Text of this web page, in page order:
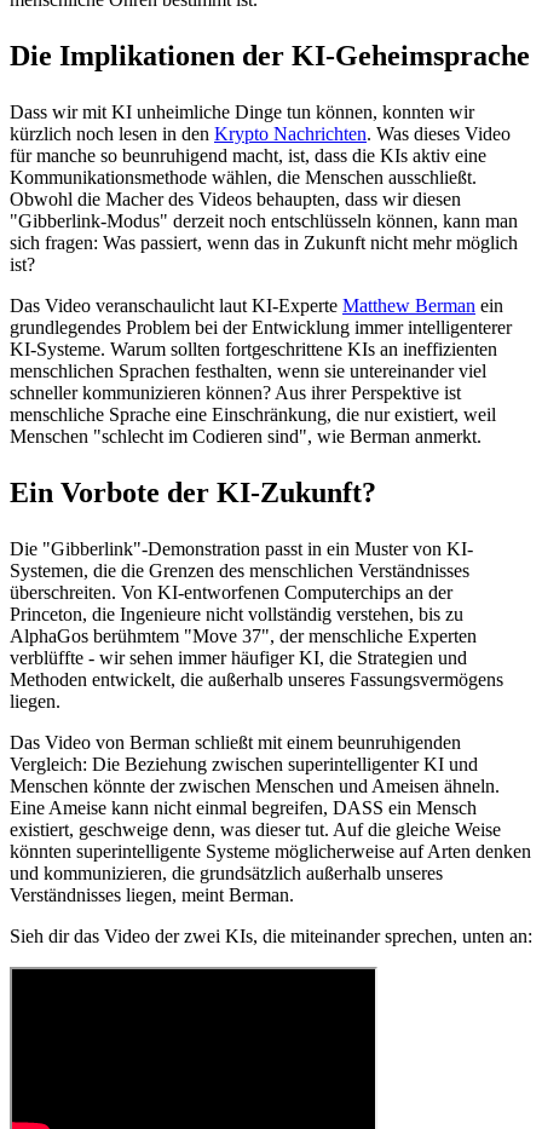
Die Implikationen der KI-Geheimsprache
Dass wir mit KI unheimliche Dinge tun können, konnten wir
kürzlich noch lesen in den Krypto Nachrichten. Was dieses Video
für manche so beunruhigend macht, ist, dass die KIs aktiv eine
Kommunikationsmethode wählen, die Menschen ausschließt.
Obwohl die Macher des Videos behaupten, dass wir diesen
"Gibberlink-Modus" derzeit noch entschlüsseln können, kann man
sich fragen: Was passiert, wenn das in Zukunft nicht mehr möglich
ist?
Das Video veranschaulicht laut KI-Experte Matthew Berman ein
grundlegendes Problem bei der Entwicklung immer intelligenterer
KI-Systeme. Warum sollten fortgeschrittene KIs an ineffizienten
menschlichen Sprachen festhalten, wenn sie untereinander viel
schneller kommunizieren können? Aus ihrer Perspektive ist
menschliche Sprache eine Einschränkung, die nur existiert, weil
Menschen "schlecht im Codieren sind", wie Berman anmerkt.
Ein Vorbote der KI-Zukunft?
Die "Gibberlink"-Demonstration passt in ein Muster von KI-
Systemen, die die Grenzen des menschlichen Verständnisses
überschreiten. Von KI-entworfenen Computerchips an der
Princeton, die Ingenieure nicht vollständig verstehen, bis zu
AlphaGos berühmtem "Move 37", der menschliche Experten
verblüffte - wir sehen immer häufiger KI, die Strategien und
Methoden entwickelt, die außerhalb unseres Fassungsvermögens
liegen.
Das Video von Berman schließt mit einem beunruhigenden
Vergleich: Die Beziehung zwischen superintelligenter KI und
Menschen könnte der zwischen Menschen und Ameisen ähneln.
Eine Ameise kann nicht einmal begreifen, DASS ein Mensch
existiert, geschweige denn, was dieser tut. Auf die gleiche Weise
könnten superintelligente Systeme möglicherweise auf Arten denken
und kommunizieren, die grundsätzlich außerhalb unseres
Verständnisses liegen, meint Berman.
Sieh dir das Video der zwei KIs, die miteinander sprechen, unten an: